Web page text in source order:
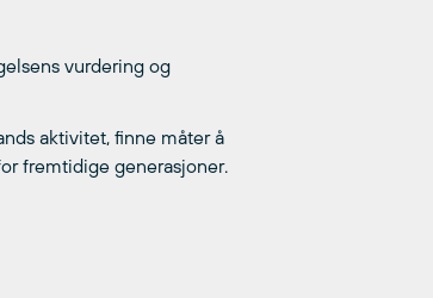
vurdering og
aktivitet, finne måter å
fremtidige generasjoner.